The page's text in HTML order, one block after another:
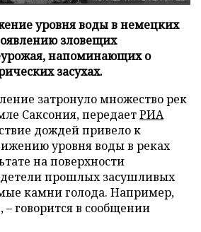
уровня воды в немецких
зловещих
напоминающих о
засухах.
затронуло множество рек
Саксония, передаетРИА
дождей привело к
уровня воды в реках
на поверхности
прошлых засушливых
камни голода. Например,
– говорится в сообщении